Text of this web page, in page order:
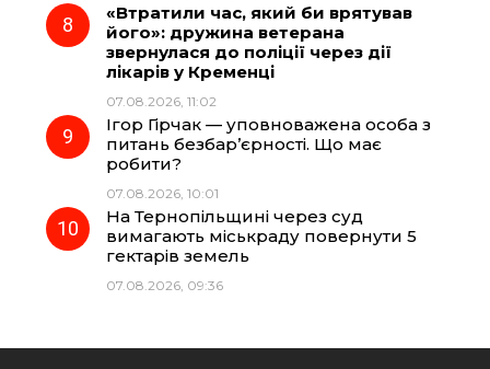
«Втратили час, який би врятував
його»: дружина ветерана
звернулася до поліції через дії
лікарів у Кременці
07.08.2026, 11:02
Ігор Гірчак — уповноважена особа з
питань безбар’єрності. Що має
робити?
07.08.2026, 10:01
На Тернопільщині через суд
вимагають міськраду повернути 5
гектарів земель
07.08.2026, 09:36